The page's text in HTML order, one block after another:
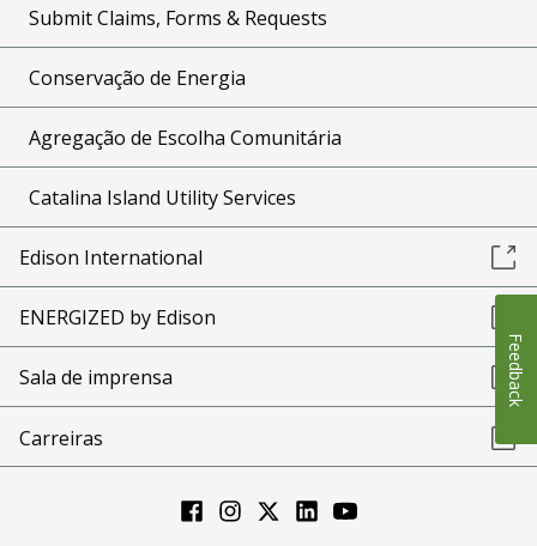
Submit Claims, Forms & Requests
Conservação de Energia
Agregação de Escolha Comunitária
Catalina Island Utility Services
Edison International
ENERGIZED by Edison
Sala de imprensa
Carreiras
Feedback